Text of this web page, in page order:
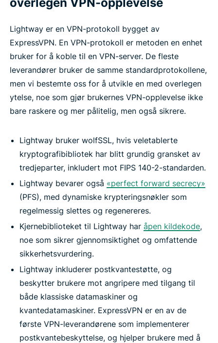
Lightway er en VPN-protokoll bygget av
ExpressVPN. En VPN-protokoll er metoden en enhet
bruker for å koble til en VPN-server. De fleste
leverandører bruker de samme standardprotokollene,
men vi bestemte oss for å utvikle en med overlegen
ytelse, noe som gjør brukernes VPN-opplevelse ikke
bare raskere og mer pålitelig, men også sikrere.
Lightway bruker wolfSSL, hvis veletablerte
kryptografibibliotek har blitt grundig gransket av
tredjeparter, inkludert mot FIPS 140-2-standarden.
Lightway bevarer også «perfect forward secrecy»
(PFS), med dynamiske krypteringsnøkler som
regelmessig slettes og regenereres.
Kjernebiblioteket til Lightway har åpen kildekode,
noe som sikrer gjennomsiktighet og omfattende
sikkerhetsvurdering.
Lightway inkluderer postkvantestøtte, og
beskytter brukere mot angripere med tilgang til
både klassiske datamaskiner og
kvantedatamaskiner. ExpressVPN er en av de
første VPN-leverandørene som implementerer
postkvantebeskyttelse, og hjelper brukere med å